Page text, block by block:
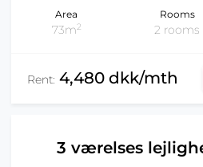
Area
73m2
Rooms
2 rooms
Rent: 4,480 dkk/mth
3 værelses